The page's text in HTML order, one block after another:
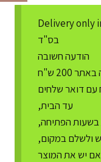
Delivery only
בס"ד
הודעה חשובה
200 ש"ח
לכל חלקי הארץ 59 ש"ח עם דואר שלחים
עד הבית,
בשעות הפתיחה,
ולשלם במקום,
יש את המוצר